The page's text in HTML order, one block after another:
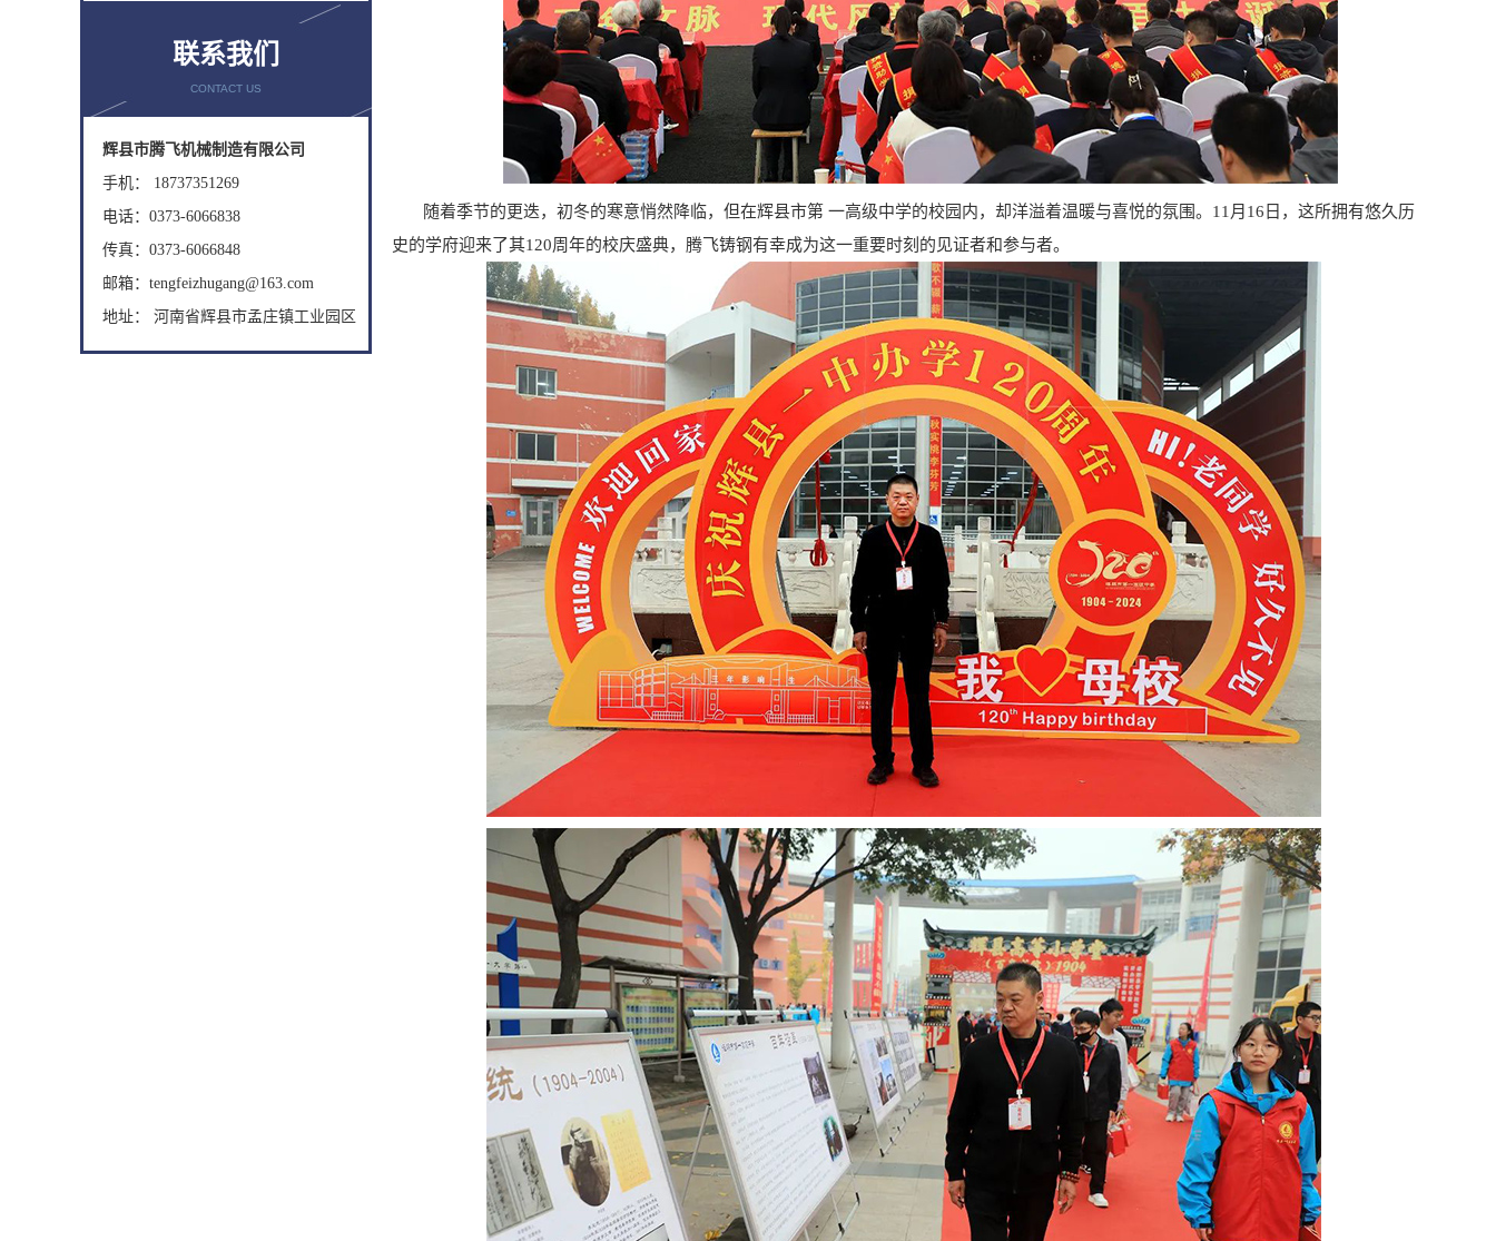
联系我们
CONTACT US
辉县市腾飞机械制造有限公司
手机： 18737351269
电话：0373-6066838
传真：0373-6066848
邮箱：tengfeizhugang@163.com
地址： 河南省辉县市孟庄镇工业园区
随着季节的更迭，初冬的寒意悄然降临，但在辉县市第 一高级中学的校园内，却洋溢着温暖与喜悦的氛围。11月16日，这所拥有悠久历
史的学府迎来了其120周年的校庆盛典，腾飞铸钢有幸成为这一重要时刻的见证者和参与者。